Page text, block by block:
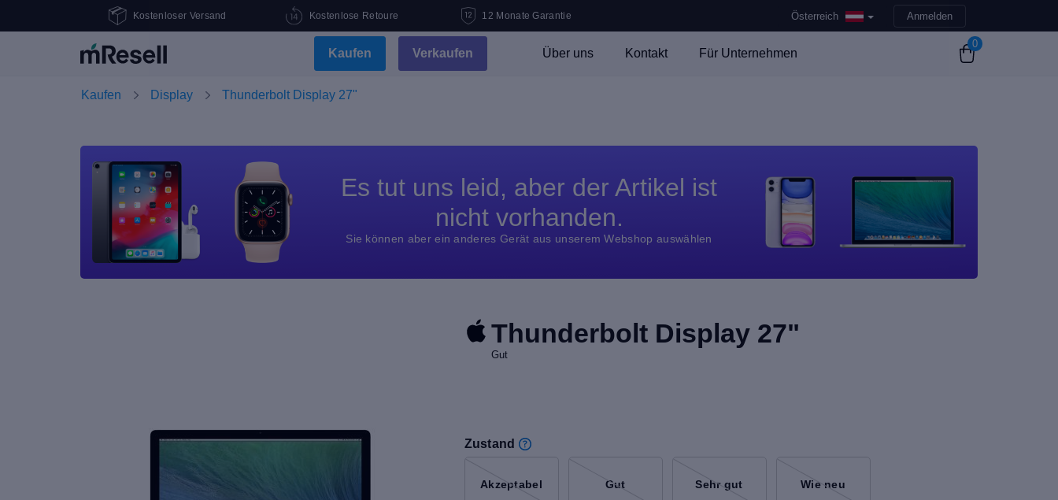
Kostenloser Versand Kostenlose Retoure 12 Monate Garantie Österreich Anmelden
Kaufen Verkaufen Über uns Kontakt Für Unternehmen
0
Kaufen Display Thunderbolt Display 27"
Es tut uns leid, aber der Artikel ist
nicht vorhanden.
Sie können aber ein anderes Gerät aus unserem Webshop auswählen
Thunderbolt Display 27"
Gut
Zustand
Akzeptabel Gut Sehr gut Wie neu